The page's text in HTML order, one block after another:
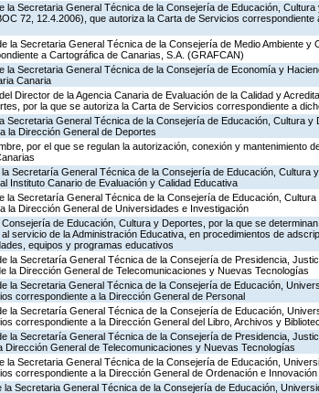
la Secretaria General Técnica de la Consejería de Educación,
72, 12.4.2006), que autoriza la Carta de Servicios
la Secretaria General Técnica de la Consejería de Medio Ambiente y
a Cartográfica de Canarias, S.A. (GRAFCAN)
la Secretaria General Técnica de la Consejería de Economía y
Canaria
Director de la Agencia Canaria de Evaluación de la Calidad y
por la que se autoriza la Carta de Servicios correspondiente a
Secretaria General Técnica de la Consejería de Educación, Cultura
la Dirección General de Deportes
por el que se regulan la autorización, conexión y mantenimiento
Secretaría General Técnica de la Consejería de Educación, Cultura
Instituto Canario de Evaluación y Calidad Educativa
la Secretaría General Técnica de la Consejería de Educación,
la Dirección General de Universidades e Investigación
de Educación, Cultura y Deportes, por la que se
servicio de la Administración Educativa, en procedimientos de
equipos y programas educativos
la Secretaría General Técnica de la Consejería de Presidencia,
la Dirección General de Telecomunicaciones y Nuevas Tecnologías
la Secretaria General Técnica de la Consejería de Educación,
correspondiente a la Dirección General de Personal
la Secretaría General Técnica de la Consejería de Educación,
correspondiente a la Dirección General del Libro, Archivos y
la Secretaría General Técnica de la Consejería de Presidencia,
Dirección General de Telecomunicaciones y Nuevas Tecnologías
la Secretaria General Técnica de la Consejería de Educación,
correspondiente a la Dirección General de Ordenación e
la Secretaria General Técnica de la Consejería de Educación,